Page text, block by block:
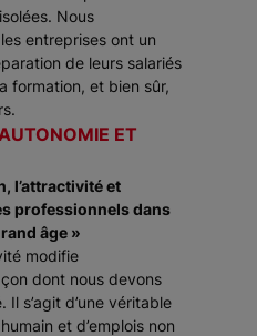
Nous
entreprises ont un
de leurs salariés
formation, et bien sûr,
ET
l’attractivité et
professionnels dans
âge »
modifie
dont nous devons
s’agit d’une véritable
et d’emplois non